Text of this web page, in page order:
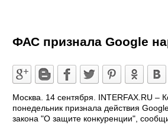
ФАС признала Google
Москва. 14 сентября. INTERFAX.RU –
понедельник признала действия
закона "О защите конкуренции",